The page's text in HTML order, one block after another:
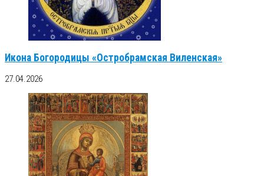
Икона Богородицы «Остробрамская Виленская»
27.04.2026